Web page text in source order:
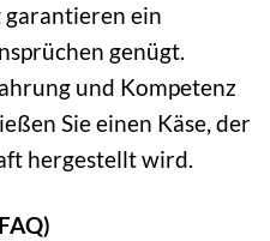
ein
genügt.
und Kompetenz
Sie einen Käse, der
hergestellt wird.